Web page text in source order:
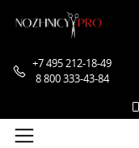
+7 495 212-18-49
8 800 333-43-84